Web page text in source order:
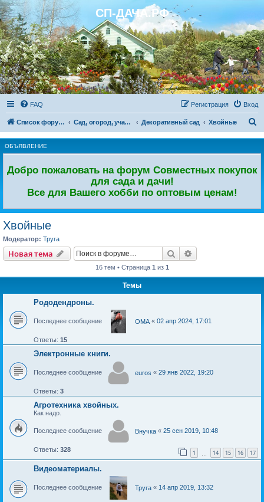
Регистрация СП-ДАЧА.РФ
FAQ Вход
Регистрация
Список форумов Сад, огород, участок. Дачный форум. Декоративный сад Хвойные
ОБЪЯВЛЕНИЕ
Добро пожаловать на форум Совместных покупок
для сада и дачи!
Все для Вашего хобби по оптовым ценам!
Хвойные
Модератор: Труга
Новая тема
Новаятема Поиск
16 тем • Страница 1 из 1
Темы
Рододендроны.
Последнее сообщение OMA « 02 апр 2024, 17:01
Ответы: 15
Электронные книги.
Последнее сообщение euros « 29 янв 2022, 19:20
Ответы: 3
Агротехника хвойных.
Как надо.
Последнее сообщение Внучка « 25 сен 2019, 10:48
Ответы: 328 1 14 15 16 17
Видеоматериалы.
Последнее сообщение Труга « 14 апр 2019, 13:32